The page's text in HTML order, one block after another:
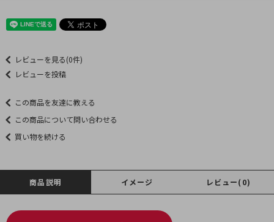
レビューを見る(0件)
レビューを投稿
この商品を友達に教える
この商品について問い合わせる
買い物を続ける
商品説明 イメージ レビュー(0)